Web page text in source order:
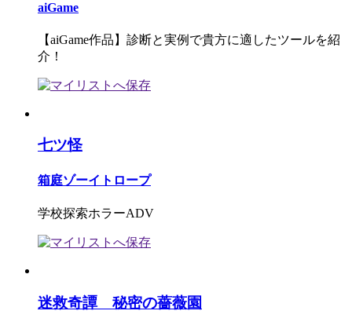
aiGame
【aiGame作品】診断と実例で貴方に適したツールを紹
介！
七ツ怪
箱庭ゾーイトロープ
学校探索ホラーADV
迷救奇譚 秘密の薔薇園